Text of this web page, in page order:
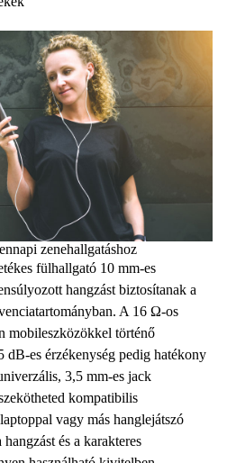
zenehallgatáshoz
fülhallgató 10 mm-es
hangzást biztosítanak a
A 16 Ω-os
mobileszközökkel történő
dB-es érzékenység pedig hatékony
3,5 mm-es jack
kompatibilis
vagy más hanglejátszó
és a karakteres